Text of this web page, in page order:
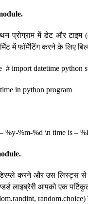
प्रोग्राम में डेट और
में फॉर्मेटिंग करने के लिए
# import datetime python
in python program
%y-%m-%d \n time is –
डिस्प्ले करने और उस लिस्ट्स
लाइब्रेरी आपको एक
random.choice)